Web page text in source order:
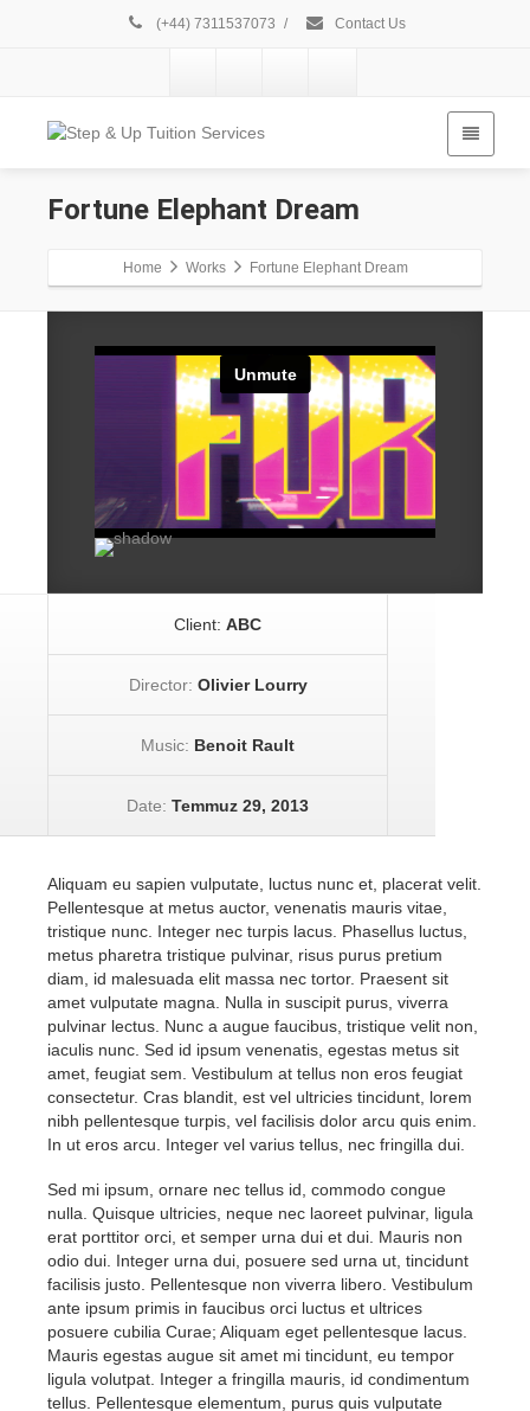
(+44) 7311537073 / Contact Us
Fortune Elephant Dream
Home Works Fortune Elephant Dream
Client: ABC
Director: Olivier Lourry
Music: Benoit Rault
Date: Temmuz 29, 2013
Aliquam eu sapien vulputate, luctus nunc et, placerat velit.
Pellentesque at metus auctor, venenatis mauris vitae,
tristique nunc. Integer nec turpis lacus. Phasellus luctus,
metus pharetra tristique pulvinar, risus purus pretium
diam, id malesuada elit massa nec tortor. Praesent sit
amet vulputate magna. Nulla in suscipit purus, viverra
pulvinar lectus. Nunc a augue faucibus, tristique velit non,
iaculis nunc. Sed id ipsum venenatis, egestas metus sit
amet, feugiat sem. Vestibulum at tellus non eros feugiat
consectetur. Cras blandit, est vel ultricies tincidunt, lorem
nibh pellentesque turpis, vel facilisis dolor arcu quis enim.
In ut eros arcu. Integer vel varius tellus, nec fringilla dui.
Sed mi ipsum, ornare nec tellus id, commodo congue
nulla. Quisque ultricies, neque nec laoreet pulvinar, ligula
erat porttitor orci, et semper urna dui et dui. Mauris non
odio dui. Integer urna dui, posuere sed urna ut, tincidunt
facilisis justo. Pellentesque non viverra libero. Vestibulum
ante ipsum primis in faucibus orci luctus et ultrices
posuere cubilia Curae; Aliquam eget pellentesque lacus.
Mauris egestas augue sit amet mi tincidunt, eu tempor
ligula volutpat. Integer a fringilla mauris, id condimentum
tellus. Pellentesque elementum, purus quis vulputate